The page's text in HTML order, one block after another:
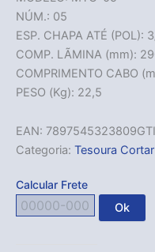
NÚM.: 05
ESP. CHAPA ATÉ (POL):
COMP. LÃMINA (mm):
COMPRIMENTO CABO
PESO (Kg): 22,5
EAN: 7897545323809
Categoria: Tesoura
Calcular Frete
Ok